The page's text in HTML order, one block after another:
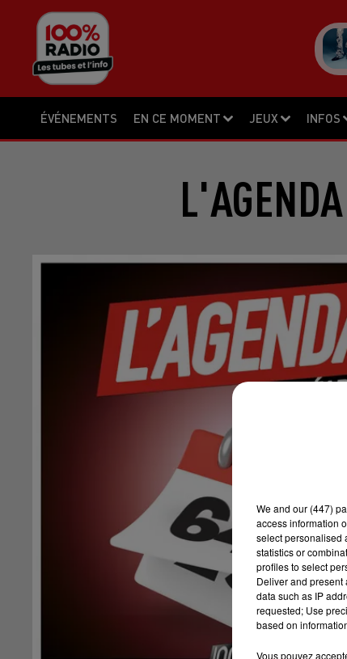
ÉVÉNEMENTS EN CE MOMENT JEUX INFOS
We and our (447)
access information
select personalised
statistics or
profiles to select
Deliver and present
data such as IP
requested; Use
based on
Vous pouvez